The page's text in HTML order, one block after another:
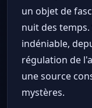
un objet de
nuit des
indéniable,
régulation de
une source
mystères.